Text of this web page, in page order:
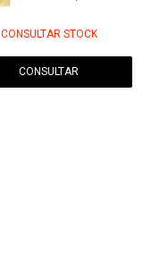
CONSULTAR STOCK
CONSULTAR